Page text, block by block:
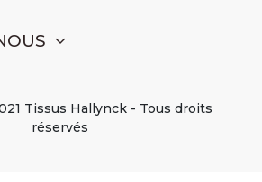
Tissus Hallynck - Tous droits
réservés